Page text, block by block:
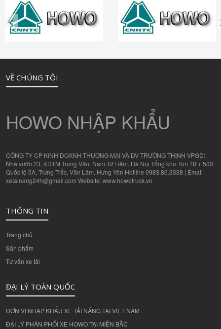
VỀ CHÚNG TÔI
HOWO NHẬP KHẨU
CÔNG TY CP KINH DOANH THƯƠNG MẠI VÀ DV TRƯỜNG THỊNH VPGD:
Nhà vườn 23, KĐTM Trung Văn, Nam Từ Liêm, Hà Nội Tổng kho: Km 18 + 500,
Quốc lộ 5A, Trưng Trắc, Văn Lâm, Hưng Yên Hotline 0983.86.3338 | Email
xetainang24h@gmail.com Website: www.howotruck.vn
THÔNG TIN
Trang chủ
Sản phẩm
Tư vấn xe tải
ĐẠI LÝ TOÀN QUỐC
ĐƠN VỊ NHẬP KHẨU XE TẢI NẶNG TẠI VIỆT NAM
ĐẠI LÝ PHÂN PHỐI XE HOWO TẠI MIỀN BẮC